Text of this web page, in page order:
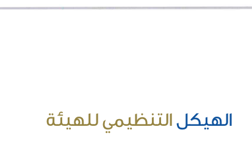
الهيكل التنظيمي للهيئة